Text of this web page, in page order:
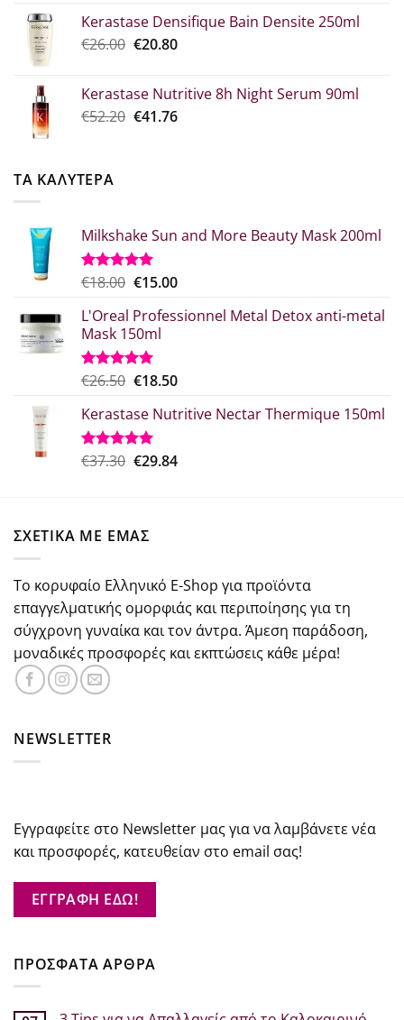
was:
€52.30.
τιμή
είναι:
Kerastase Densifique Bain Densite 250ml
€26.00 Original
€26.00.
€20.80Η
είναι:
€20.80.
Kerastase Nutritive 8h Night Serum 90ml
€52.20 Original
€41.76Η
ΤΑ ΚΑΛΥΤΕΡΑ
Milkshake Sun and More Beauty Mask 200ml
Βαθμολογήθηκε
από 5
€18.00 Original
was:
€18.00.
€15.00Η
τιμή
L'Oreal Professionnel Metal Detox anti-metal
Mask 150ml
Βαθμολογήθηκε
από 5
€26.50 Original
was:
€26.50.
€18.50Η
τιμή
€18.50.
Kerastase Nutritive Nectar Thermique 150ml
Βαθμολογήθηκε
€37.30 Original
€29.84Η
ΣΧΕΤΙΚΑ ΜΕ ΕΜΑΣ
Το κορυφαίο Ελληνικό E-Shop για προϊόντα
επαγγελματικής ομορφιάς και περιποίησης για τη
σύγχρονη γυναίκα και τον άντρα. Άμεση παράδοση,
μοναδικές προσφορές και εκπτώσεις κάθε μέρα!
NEWSLETTER
Εγγραφείτε στο Newsletter μας για να λαμβάνετε νέα
και προσφορές, κατευθείαν στο email σας!
ΕΓΓΡΑΦΗ ΕΔΩ!
ΠΡΟΣΦΑΤΑ ΑΡΘΡΑ